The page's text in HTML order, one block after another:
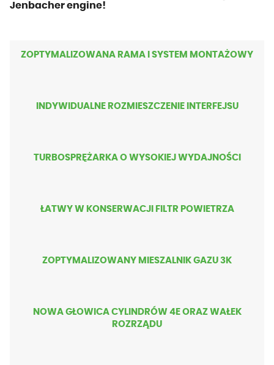
Jenbacher engine!
ZOPTYMALIZOWANA RAMA I SYSTEM MONTAŻOWY
INDYWIDUALNE ROZMIESZCZENIE INTERFEJSU
TURBOSPRĘŻARKA O WYSOKIEJ WYDAJNOŚCI
ŁATWY W KONSERWACJI FILTR POWIETRZA
ZOPTYMALIZOWANY MIESZALNIK GAZU 3K
NOWA GŁOWICA CYLINDRÓW 4E ORAZ WAŁEK
ROZRZĄDU